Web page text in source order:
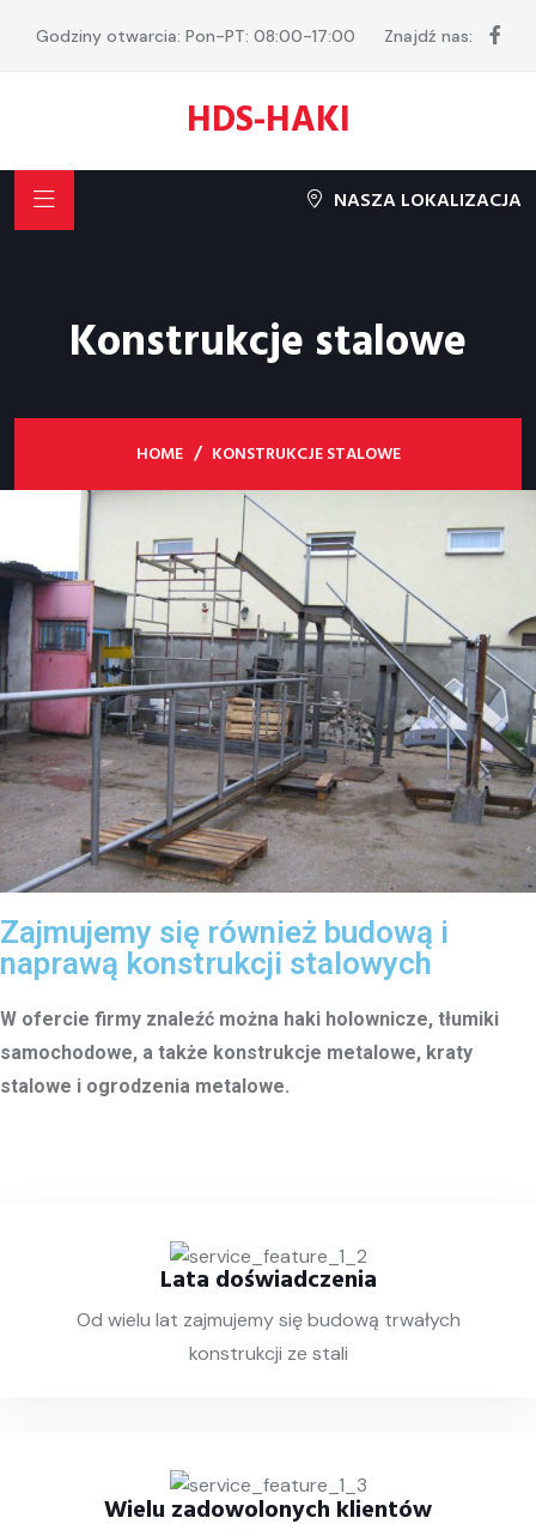
Godziny otwarcia: Pon-PT: 08:00-17:00 Znajdź nas:
HDS-HAKI
NASZA LOKALIZACJA
Konstrukcje stalowe
HOME KONSTRUKCJE STALOWE
Zajmujemy się również budową i
naprawą konstrukcji stalowych
W ofercie firmy znaleźć można haki holownicze, tłumiki
samochodowe, a także konstrukcje metalowe, kraty
stalowe i ogrodzenia metalowe.
Lata doświadczenia
Od wielu lat zajmujemy się budową trwałych
konstrukcji ze stali
Wielu zadowolonych klientów